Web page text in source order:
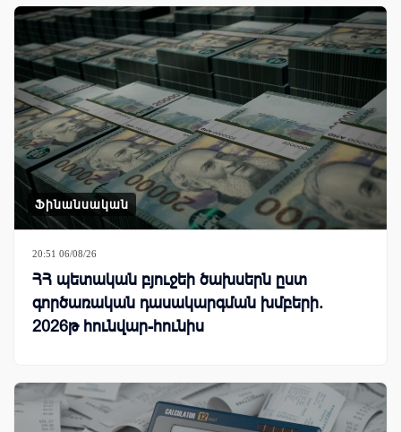
Ֆինանսական
20:51 06/08/26
ՀՀ պետական բյուջեի ծախսերն ըստ
գործառական դասակարգման խմբերի.
2026թ հունվար-հունիս